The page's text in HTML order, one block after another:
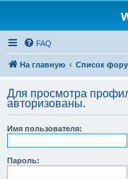
FAQ
На главную Список
Для просмотра
авторизованы.
Имя пользователя:
Пароль: